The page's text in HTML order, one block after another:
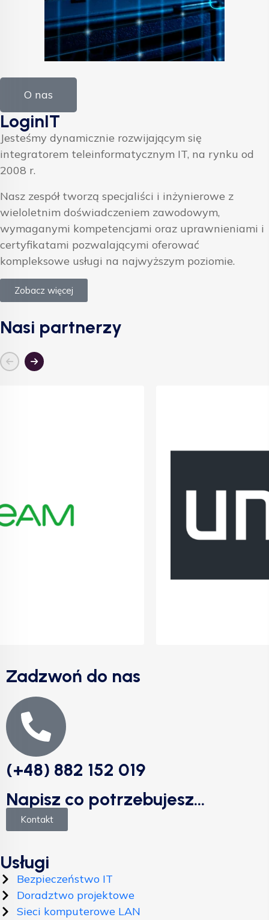
O nas
LoginIT
Jesteśmy dynamicznie rozwijającym się
integratorem teleinformatycznym IT, na rynku od
2008 r.
Nasz zespół tworzą specjaliści i inżynierowe z
wieloletnim doświadczeniem zawodowym,
wymaganymi kompetencjami oraz uprawnieniami i
certyfikatami pozwalającymi oferować
kompleksowe usługi na najwyższym poziomie.
Zobacz więcej
Nasi partnerzy
Zadzwoń do nas
(+48) 882 152 019
Napisz co potrzebujesz...
Kontakt
Usługi
Bezpieczeństwo IT
Doradztwo projektowe
Sieci komputerowe LAN